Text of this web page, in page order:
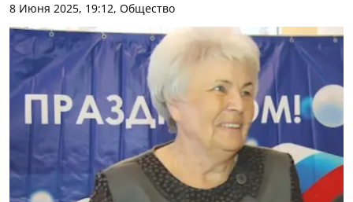
8 Июня 2025, 19:12, Общество